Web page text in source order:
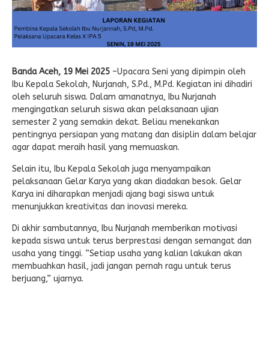
Banda Aceh, 19 Mei 2025 –Upacara Seni yang dipimpin oleh
Ibu Kepala Sekolah, Nurjanah, S.Pd., M.Pd. Kegiatan ini dihadiri
oleh seluruh siswa. Dalam amanatnya, Ibu Nurjanah
mengingatkan seluruh siswa akan pelaksanaan ujian
semester 2 yang semakin dekat. Beliau menekankan
pentingnya persiapan yang matang dan disiplin dalam belajar
agar dapat meraih hasil yang memuaskan.
Selain itu, Ibu Kepala Sekolah juga menyampaikan
pelaksanaan Gelar Karya yang akan diadakan besok. Gelar
Karya ini diharapkan menjadi ajang bagi siswa untuk
menunjukkan kreativitas dan inovasi mereka.
Di akhir sambutannya, Ibu Nurjanah memberikan motivasi
kepada siswa untuk terus berprestasi dengan semangat dan
usaha yang tinggi. “Setiap usaha yang kalian lakukan akan
membuahkan hasil, jadi jangan pernah ragu untuk terus
berjuang,” ujarnya.